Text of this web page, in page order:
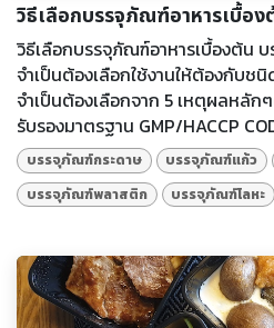
วิธีเลือกบรรจุภัณฑ์อาหารเบื้อง
วิธีเลือกบรรจุภัณฑ์อาหารเบื้องต้น
จำเป็นต้องเลือกใช้งานให้ต้องกับช
จำเป็นต้องเลือกจาก 5 เหตุผลหลั
รับรองมาตรฐาน GMP/HACCP
บรรจุภัณฑ์กระดาษ บรรจุภัณฑ์แก้ว
บรรจุภัณฑ์พลาสติก
บรรจุภัณฑ์โลหะ